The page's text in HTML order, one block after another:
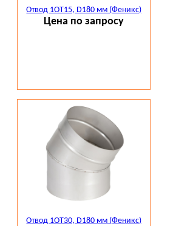
Отвод 1ОТ15, D180 мм (Феникс)
Цена по запросу
Отвод 1ОТ30, D180 мм (Феникс)